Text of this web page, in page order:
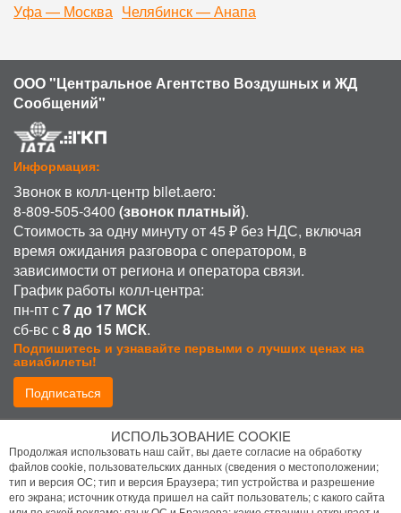
Уфа — Москва Челябинск — Анапа
ООО "Центральное Агентство Воздушных и ЖД
Сообщений"
Информация:
Звонок в колл-центр bilet.aero:
8-809-505-3400 (звонок платный).
Стоимость за одну минуту от 45 ₽ без НДС, включая
время ожидания разговора с оператором, в
зависимости от региона и оператора связи.
График работы колл-центра:
пн-пт с7 до 17 МСК
сб-вс с8 до 15 МСК.
Подпишитесь и узнавайте первыми о лучших ценах на
авиабилеты!
Подписаться
Присоединиться:ИСПОЛЬЗОВАНИЕ COOKIE
Продолжая использовать наш сайт, вы даете согласие на обработку
файлов cookie, пользовательских данных (сведения о местоположении;
тип и версия ОС; тип и версия Браузера; тип устройства и разрешение
его экрана; источник откуда пришел на сайт пользователь; с какого сайта